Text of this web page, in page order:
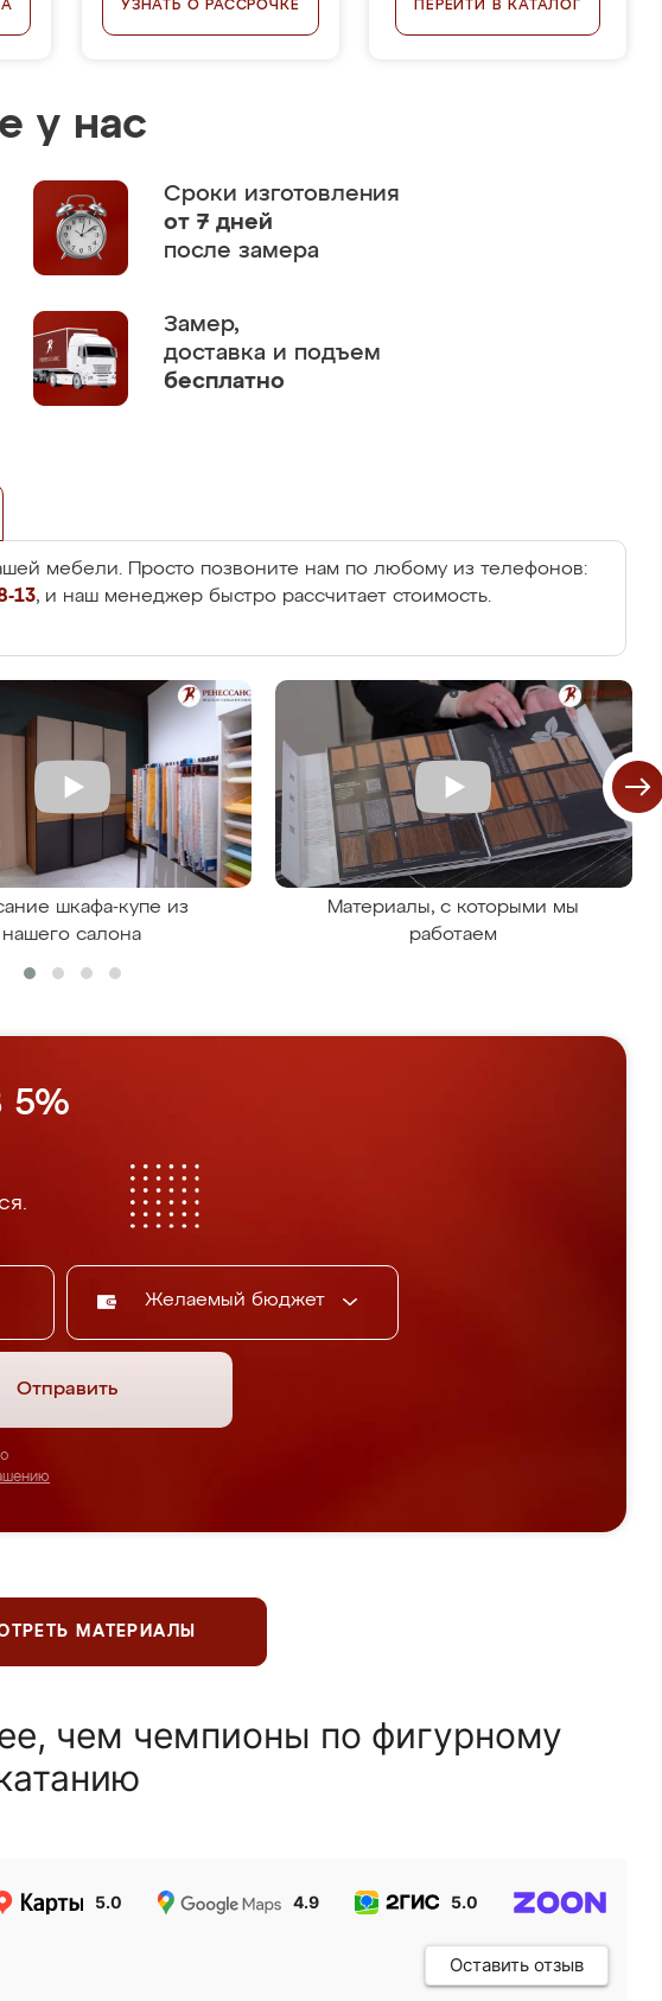
УЗНАТЬ О РАССРОЧКЕ ПЕРЕЙТИ В КАТАЛОГ
у нас
Сроки изготовления
от 7 дней
после замера
Замер,
доставка и подъем
бесплатно
мебели. Просто позвоните нам по любому из телефонов:
13, и наш менеджер быстро рассчитает стоимость.
шкафа-купе из
нашего салона
Материалы, с которыми мы
работаем
Желаемый бюджет
Отправить
МАТЕРИАЛЫ
чем чемпионы по фигурному
5.0 4.9 5.0
Оставить отзыв